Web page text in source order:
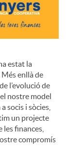
estat la
. Més enllà de
l’evolució de
nostre model
socis i sòcies,
un projecte
finances,
compromís